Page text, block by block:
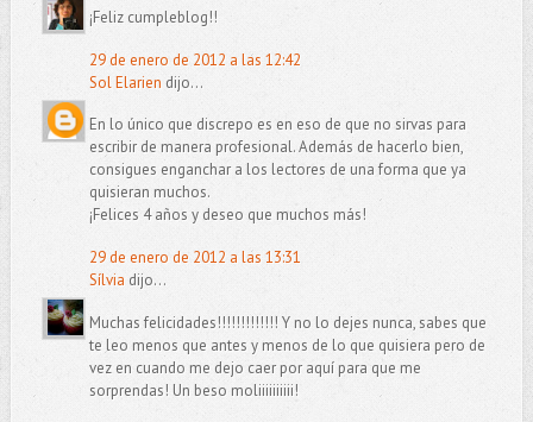
¡Feliz cumpleblog!!
29 de enero de 2012 a las 12:42
Sol Elarien dijo...
En lo único que discrepo es en eso de que no sirvas para
escribir de manera profesional. Además de hacerlo bien,
consigues enganchar a los lectores de una forma que ya
quisieran muchos.
¡Felices 4 años y deseo que muchos más!
29 de enero de 2012 a las 13:31
Sílvia dijo...
Muchas felicidades!!!!!!!!!!!!! Y no lo dejes nunca, sabes que
te leo menos que antes y menos de lo que quisiera pero de
vez en cuando me dejo caer por aquí para que me
sorprendas! Un beso moliiiiiiiiii!